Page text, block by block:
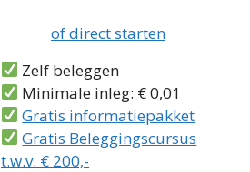
of direct starten
Zelf beleggen
Minimale inleg: € 0,01
Gratis informatiepakket
Gratis Beleggingscursus
t.w.v. € 200,-